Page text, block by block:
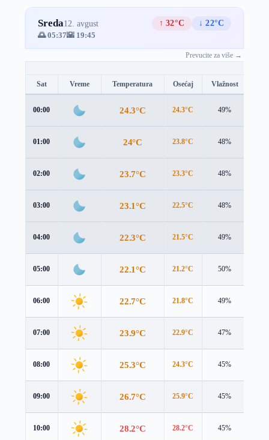
Sreda12. avgust ↑ 32°C
↓ 22°C
🌅 05:37🌇 19:45
Prevucite za više →
Sat Vreme Temperatura Osećaj Vlažnost
00:00 24.3°C 24.3°C 49%
01:00 24°C 23.8°C 48%
02:00 23.7°C 23.3°C 48%
03:00 23.1°C 22.5°C 48%
04:00 22.3°C 21.5°C 49%
05:00 22.1°C 21.2°C 50%
06:00 22.7°C 21.8°C 49%
07:00 23.9°C 22.9°C 47%
08:00 25.3°C 24.3°C 45%
09:00 26.7°C 25.9°C 45%
10:00 28.2°C 28.2°C 45%